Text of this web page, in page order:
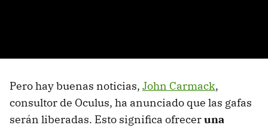
Pero hay buenas noticias, John Carmack,
consultor de Oculus, ha anunciado que las gafas
serán liberadas. Esto significa ofreceruna